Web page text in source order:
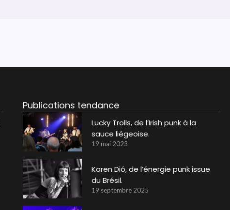
Publications tendance
Lucky Trolls, de l’Irish punk à la
sauce liégeoise.
19 mai 2023
Karen Dió, de l’énergie punk issue
du Brésil.
19 septembre 2025